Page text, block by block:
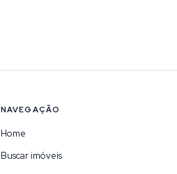
NAVEGAÇÃO
Home
Buscar imóveis